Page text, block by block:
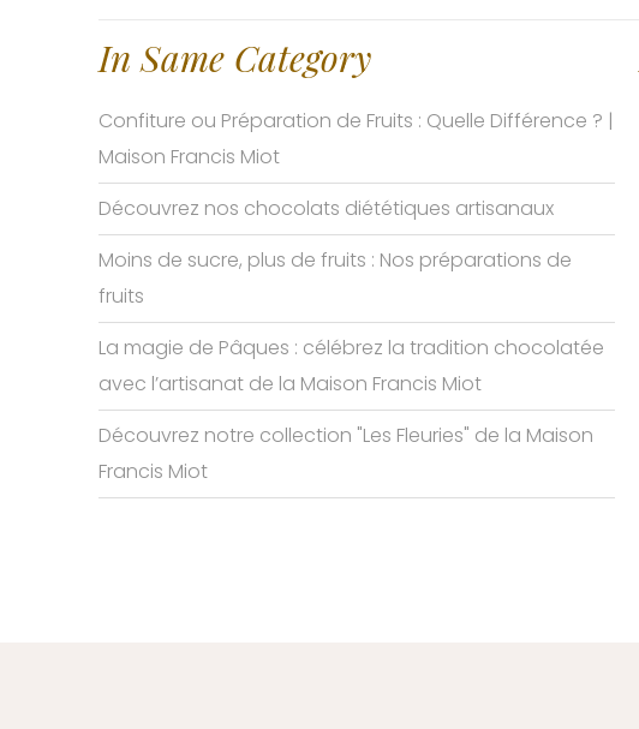
In Same Category
Confiture ou Préparation de Fruits : Quelle Différence ? |
Maison Francis Miot
Découvrez nos chocolats diététiques artisanaux
Moins de sucre, plus de fruits : Nos préparations de
fruits
La magie de Pâques : célébrez la tradition chocolatée
avec l’artisanat de la Maison Francis Miot
Découvrez notre collection "Les Fleuries" de la Maison
Francis Miot